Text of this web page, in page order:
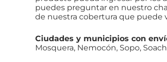
puedes preguntar en nuestro
de nuestra cobertura que puede
Ciudades y municipios con
Mosquera, Nemocón, Sopo,